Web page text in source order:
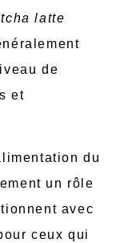
latte
de
et
du
un rôle
avec
ceux qui